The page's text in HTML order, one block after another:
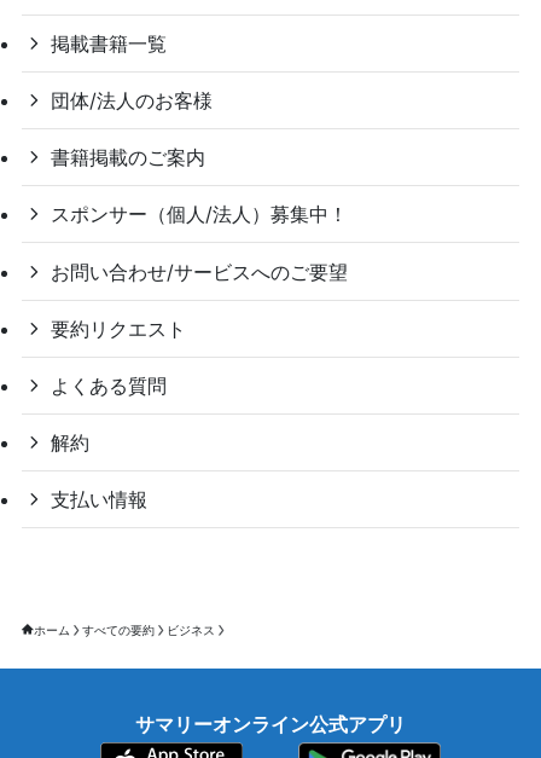
掲載書籍一覧
団体/法人のお客様
書籍掲載のご案内
スポンサー（個人/法人）募集中！
お問い合わせ/サービスへのご要望
要約リクエスト
よくある質問
解約
支払い情報
ホーム すべての要約 ビジネス
サマリーオンライン公式アプリ